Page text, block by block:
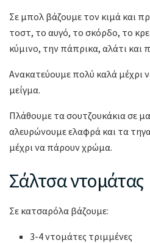
Σε μπολ βάζουμε τον κιμά και
τοστ, το αυγό, το σκόρδο, το
κύμινο, την πάπρικα, αλάτι και
Ανακατεύουμε πολύ καλά μέχρι
μείγμα.
Πλάθουμε τα σουτζουκάκια σε
αλευρώνουμε ελαφρά και τα
μέχρι να πάρουν χρώμα.
Σάλτσα ντομάτας
Σε κατσαρόλα βάζουμε:
3-4 ντομάτες τριμμένες